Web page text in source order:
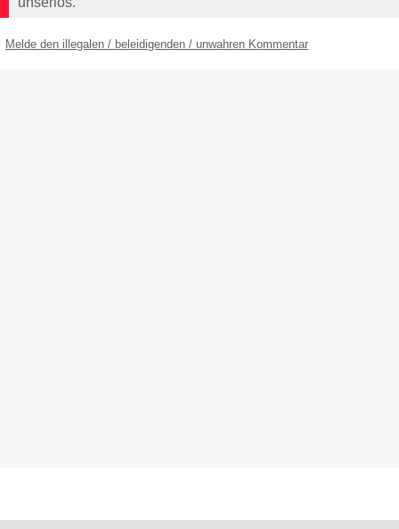
Melde den illegalen / beleidigenden / unwahren Kommentar